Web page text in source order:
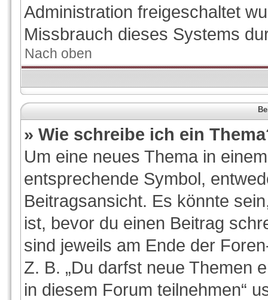
Administration freigeschaltet
Missbrauch dieses Systems
Nach oben
» Wie schreibe ich ein
Um eine neues Thema in
entsprechende Symbol,
Beitragsansicht. Es könnte
ist, bevor du einen Beitrag
sind jeweils am Ende der
Z. B. „Du darfst neue Themen
in diesem Forum teilnehmen“